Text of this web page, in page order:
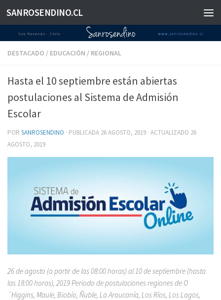
Saltar al contenido
SANROSENDINO.CL
DESTACADO / EDUCACIÓN / REGIONAL
Hasta el 10 septiembre están abiertas
postulaciones al Sistema de Admisión
Escolar
POR SANROSENDINO · PUBLICADA 26 AGOSTO, 2019 · ACTUALIZADO 26
AGOSTO, 2019
26 de agosto (a partir de las 08:00 horas) al 10 de septiembre (hasta
las 18:00 horas), 2019 Periodo de postulaciones regiones de O
´Higgins, Maule, Biobío, Ñuble, La Araucanía, Los Ríos, Los Lagos,